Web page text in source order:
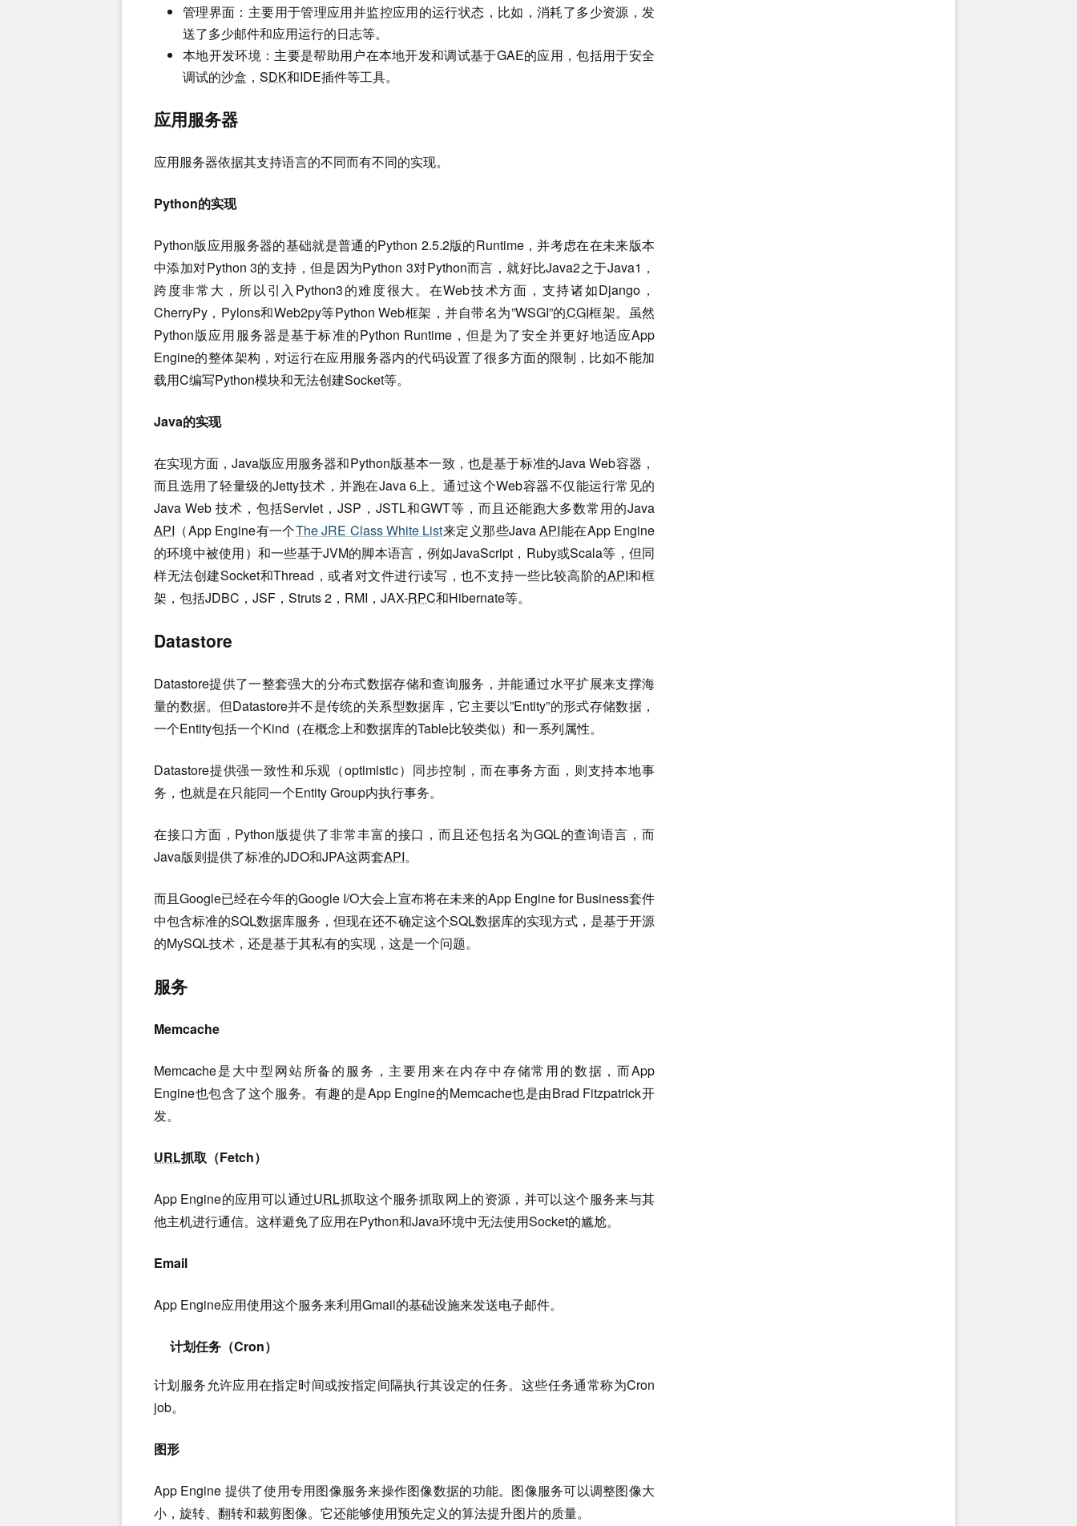
管理界面：主要用于管理应用并监控应用的运行状态，比如，消耗了多少资源，发
送了多少邮件和应用运行的日志等。
本地开发环境：主要是帮助用户在本地开发和调试基于GAE的应用，包括用于安全
调试的沙盒， SDK和IDE插件等工具。
应用服务器
应用服务器依据其支持语言的不同而有不同的实现。
Python的实现
Python版应用服务器的基础就是普通的Python 2.5.2版的Runtime，并考虑在在未来版本
中添加对Python 3的支持，但是因为Python 3对Python而言，就好比Java2之于Java1，
跨度非常大，所以引入Python3的难度很大。在Web技术方面，支持诸如Django，
CherryPy，Pylons和Web2py等Python Web框架，并自带名为”WSGI”的CGI框架。虽然
Python版应用服务器是基于标准的Python Runtime，但是为了安全并更好地适应App
Engine的整体架构，对运行在应用服务器内的代码设置了很多方面的限制，比如不能加
载用C编写Python模块和无法创建Socket等。
Java的实现
在实现方面，Java版应用服务器和Python版基本一致，也是基于标准的Java Web容器，
而且选用了轻量级的Jetty技术，并跑在Java 6上。通过这个Web容器不仅能运行常见的
Java Web 技术，包括Servlet，JSP，JSTL和GWT等，而且还能跑大多数常用的Java
API （App Engine有一个The JRE Class White List来定义那些JavaAPI能在App Engine
的环境中被使用）和一些基于JVM的脚本语言，例如JavaScript，Ruby或Scala等，但同
样无法创建Socket和Thread，或者对文件进行读写，也不支持一些比较高阶的API和框
架，包括JDBC，JSF，Struts 2，RMI，JAX-RPC和Hibernate等。
Datastore
Datastore提供了一整套强大的分布式数据存储和查询服务，并能通过水平扩展来支撑海
量的数据。但Datastore并不是传统的关系型数据库，它主要以”Entity”的形式存储数据，
一个Entity包括一个Kind（在概念上和数据库的Table比较类似）和一系列属性。
Datastore提供强一致性和乐观（optimistic）同步控制，而在事务方面，则支持本地事
务，也就是在只能同一个Entity Group内执行事务。
在接口方面，Python版提供了非常丰富的接口，而且还包括名为GQL的查询语言，而
Java版则提供了标准的JDO和JPA这两套API。
而且Google已经在今年的Google I/O大会上宣布将在未来的App Engine for Business套件
中包含标准的SQL数据库服务，但现在还不确定这个SQL数据库的实现方式，是基于开源
的MySQL技术，还是基于其私有的实现，这是一个问题。
服务
Memcache
Memcache是大中型网站所备的服务，主要用来在内存中存储常用的数据，而App
Engine也包含了这个服务。有趣的是App Engine的Memcache也是由Brad Fitzpatrick开
发。
URL抓取（Fetch）
App Engine的应用可以通过URL抓取这个服务抓取网上的资源，并可以这个服务来与其
他主机进行通信。这样避免了应用在Python和Java环境中无法使用Socket的尴尬。
Email
App Engine应用使用这个服务来利用Gmail的基础设施来发送电子邮件。
计划任务（Cron）
计划服务允许应用在指定时间或按指定间隔执行其设定的任务。这些任务通常称为Cron
job。
图形
App Engine 提供了使用专用图像服务来操作图像数据的功能。图像服务可以调整图像大
小，旋转、翻转和裁剪图像。它还能够使用预先定义的算法提升图片的质量。